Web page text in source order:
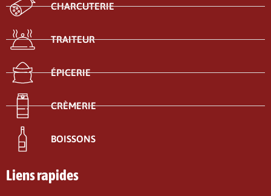
CHARCUTERIE
TRAITEUR
ÉPICERIE
CRÈMERIE
BOISSONS
Liens rapides